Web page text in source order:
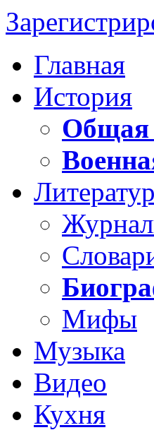
Главная
История
Общая
Мифы
Музыка
Видео
Кухня